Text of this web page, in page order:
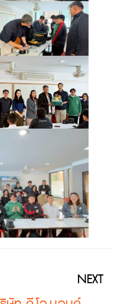
NEXT